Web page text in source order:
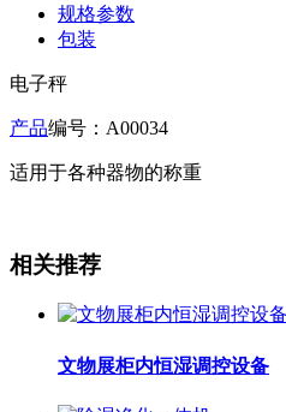
规格参数
包装
电子秤
产品编号：A00034
适用于各种器物的称重
相关推荐
文物展柜内恒湿调控设备